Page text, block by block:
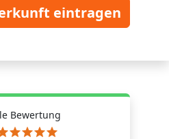
eintragen
Bewertung